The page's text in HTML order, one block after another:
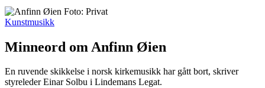
Kunstmusikk
Minneord om Anfinn Øien
En ruvende skikkelse i norsk kirkemusikk har gått bort, skriver
styreleder Einar Solbu i Lindemans Legat.